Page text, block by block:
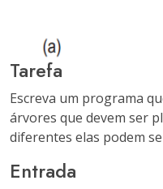
Tarefa
Escreva um programa
árvores que devem ser
diferentes elas podem
Entrada